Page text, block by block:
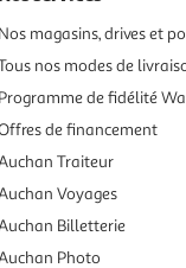
Nos magasins, drives et
nos modes de
Programme de fidélité
de financement
Traiteur
Voyages
Billetterie
Photo